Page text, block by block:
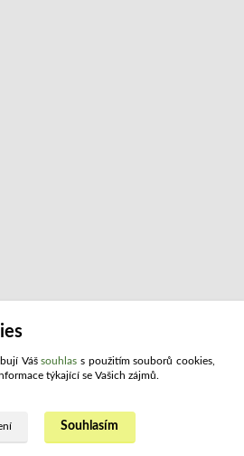
sběr cookies.
Vášsouhlas s použitím souborů cookies,
týkající se Vašich zájmů.
Souhlasím